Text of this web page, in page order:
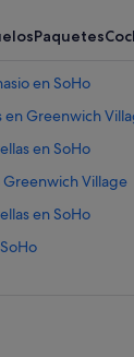
Paquetes
en SoHo
Greenwich
en SoHo
Village
en SoHo